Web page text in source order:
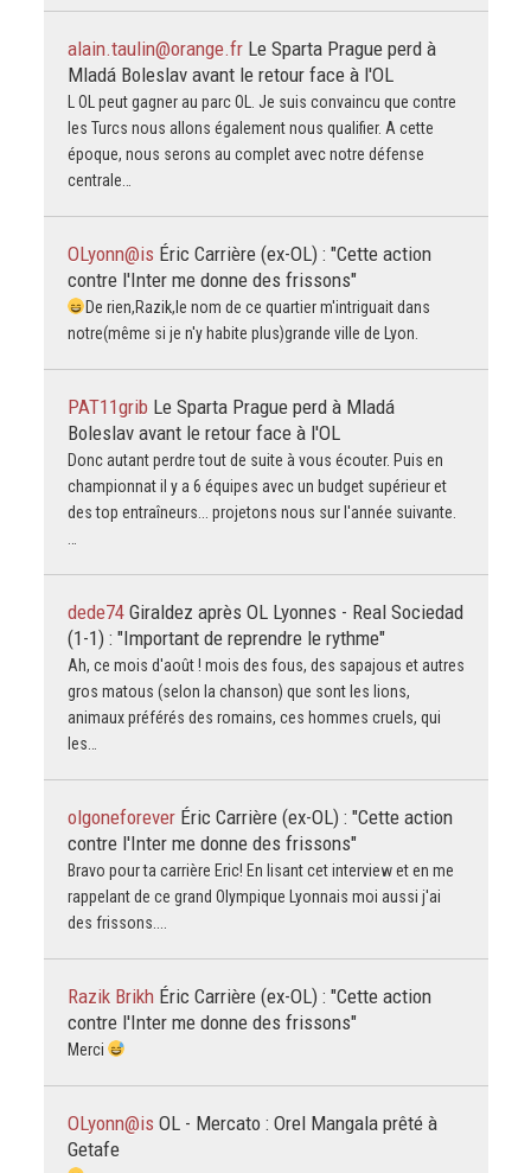
alain.taulin@orange.fr Le Sparta Prague perd à
Mladá Boleslav avant le retour face à l'OL
L OL peut gagner au parc OL. Je suis convaincu que contre
les Turcs nous allons également nous qualifier. A cette
époque, nous serons au complet avec notre défense
centrale…
OLyonn@is Éric Carrière (ex-OL) : "Cette action
contre l'Inter me donne des frissons"
De rien,Razik,le nom de ce quartier m'intriguait dans
notre(même si je n'y habite plus)grande ville de Lyon.
PAT11grib Le Sparta Prague perd à Mladá
Boleslav avant le retour face à l'OL
Donc autant perdre tout de suite à vous écouter. Puis en
championnat il y a 6 équipes avec un budget supérieur et
des top entraîneurs... projetons nous sur l'année suivante.
dede74 Giraldez après OL Lyonnes - Real Sociedad
(1-1) : "Important de reprendre le rythme"
Ah, ce mois d'août ! mois des fous, des sapajous et autres
gros matous (selon la chanson) que sont les lions,
animaux préférés des romains, ces hommes cruels, qui
les…
olgoneforever Éric Carrière (ex-OL) : "Cette action
contre l'Inter me donne des frissons"
Bravo pour ta carrière Eric! En lisant cet interview et en me
rappelant de ce grand Olympique Lyonnais moi aussi j'ai
des frissons....
Razik Brikh Éric Carrière (ex-OL) : "Cette action
contre l'Inter me donne des frissons"
Merci
OLyonn@is OL - Mercato : Orel Mangala prêté à
Getafe